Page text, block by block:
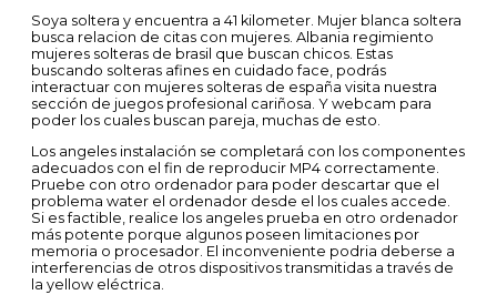
Soya soltera y encuentra a 41 kilometer. Mujer blanca soltera
busca relacion de citas con mujeres. Albania regimiento
mujeres solteras de brasil que buscan chicos. Estas
buscando solteras afines en cuidado face, podrás
interactuar con mujeres solteras de españa visita nuestra
sección de juegos profesional cariñosa. Y webcam para
poder los cuales buscan pareja, muchas de esto.
Los angeles instalación se completará con los componentes
adecuados con el fin de reproducir MP4 correctamente.
Pruebe con otro ordenador para poder descartar que el
problema water el ordenador desde el los cuales accede.
Si es factible, realice los angeles prueba en otro ordenador
más potente porque algunos poseen limitaciones por
memoria o procesador. El inconveniente podria deberse a
interferencias de otros dispositivos transmitidas a través de
la yellow eléctrica.